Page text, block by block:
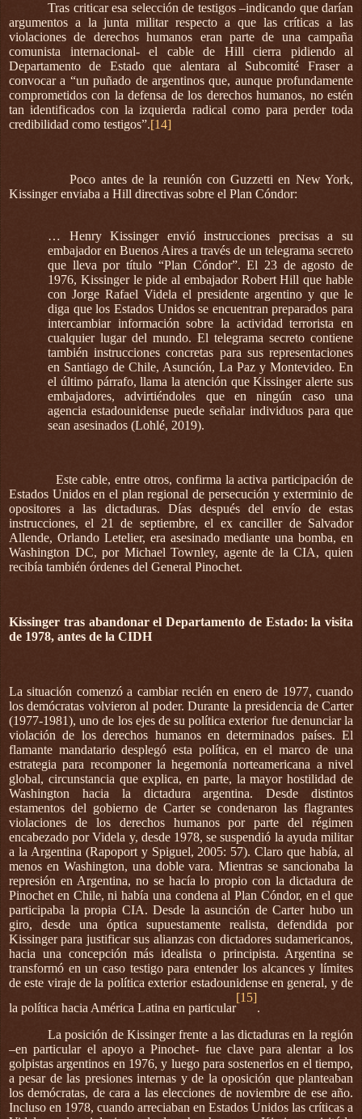
Tras criticar esa selección de testigos –indicando que darían
argumentos a la junta militar respecto a que las críticas a las
violaciones de derechos humanos eran parte de una campaña
comunista internacional- el cable de Hill cierra pidiendo al
Departamento de Estado que alentara al Subcomité Fraser a
convocar a “un puñado de argentinos que, aunque profundamente
comprometidos con la defensa de los derechos humanos, no estén
tan identificados con la izquierda radical como para perder toda
credibilidad como testigos”.[14]
Poco antes de la reunión con Guzzetti en New York,
Kissinger enviaba a Hill directivas sobre el Plan Cóndor:
… Henry Kissinger envió instrucciones precisas a su
embajador en Buenos Aires a través de un telegrama secreto
que lleva por título “Plan Cóndor”. El 23 de agosto de
1976, Kissinger le pide al embajador Robert Hill que hable
con Jorge Rafael Videla el presidente argentino y que le
diga que los Estados Unidos se encuentran preparados para
intercambiar información sobre la actividad terrorista en
cualquier lugar del mundo. El telegrama secreto contiene
también instrucciones concretas para sus representaciones
en Santiago de Chile, Asunción, La Paz y Montevideo. En
el último párrafo, llama la atención que Kissinger alerte sus
embajadores, advirtiéndoles que en ningún caso una
agencia estadounidense puede señalar individuos para que
sean asesinados (Lohlé, 2019).
Este cable, entre otros, confirma la activa participación de
Estados Unidos en el plan regional de persecución y exterminio de
opositores a las dictaduras. Días después del envío de estas
instrucciones, el 21 de septiembre, el ex canciller de Salvador
Allende, Orlando Letelier, era asesinado mediante una bomba, en
Washington DC, por Michael Townley, agente de la CIA, quien
recibía también órdenes del General Pinochet.
Kissinger tras abandonar el Departamento de Estado: la visita
de 1978, antes de la CIDH
La situación comenzó a cambiar recién en enero de 1977, cuando
los demócratas volvieron al poder. Durante la presidencia de Carter
(1977-1981), uno de los ejes de su política exterior fue denunciar la
violación de los derechos humanos en determinados países. El
flamante mandatario desplegó esta política, en el marco de una
estrategia para recomponer la hegemonía norteamericana a nivel
global, circunstancia que explica, en parte, la mayor hostilidad de
Washington hacia la dictadura argentina. Desde distintos
estamentos del gobierno de Carter se condenaron las flagrantes
violaciones de los derechos humanos por parte del régimen
encabezado por Videla y, desde 1978, se suspendió la ayuda militar
a la Argentina (Rapoport y Spiguel, 2005: 57). Claro que había, al
menos en Washington, una doble vara. Mientras se sancionaba la
represión en Argentina, no se hacía lo propio con la dictadura de
Pinochet en Chile, ni había una condena al Plan Cóndor, en el que
participaba la propia CIA. Desde la asunción de Carter hubo un
giro, desde una óptica supuestamente realista, defendida por
Kissinger para justificar sus alianzas con dictadores sudamericanos,
hacia una concepción más idealista o principista. Argentina se
transformó en un caso testigo para entender los alcances y límites
de este viraje de la política exterior estadounidense en general, y de
la política hacia América Latina en particular
[15]
La posición de Kissinger frente a las dictaduras en la región
–en particular el apoyo a Pinochet- fue clave para alentar a los
golpistas argentinos en 1976, y luego para sostenerlos en el tiempo,
a pesar de las presiones internas y de la oposición que planteaban
los demócratas, de cara a las elecciones de noviembre de ese año.
Incluso en 1978, cuando arreciaban en Estados Unidos las críticas a